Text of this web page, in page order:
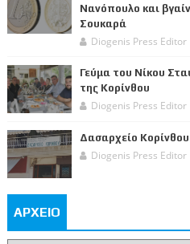
Νανόπουλο και
Σουκαρά
Diogenis Press Editor
Γεύμα του Νίκου
της Κορίνθου
Diogenis Press Editor
Δασαρχείο
Diogenis Press Editor
ΑΡΧΕΙΟ